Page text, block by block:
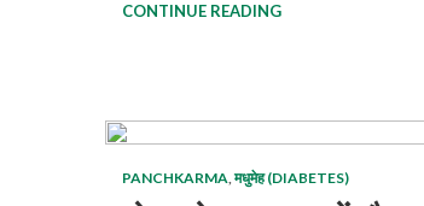
CONTINUE READING
PANCHKARMA ,मधुमेह (DIABETES)